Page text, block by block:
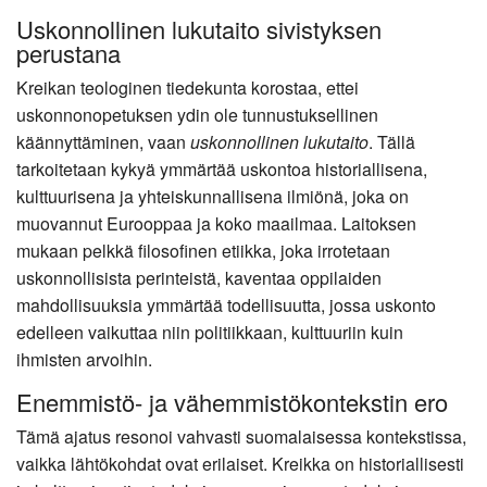
Uskonnollinen lukutaito sivistyksen
perustana
Kreikan teologinen tiedekunta korostaa, ettei
uskonnonopetuksen ydin ole tunnustuksellinen
käännyttäminen, vaan uskonnollinen lukutaito. Tällä
tarkoitetaan kykyä ymmärtää uskontoa historiallisena,
kulttuurisena ja yhteiskunnallisena ilmiönä, joka on
muovannut Eurooppaa ja koko maailmaa. Laitoksen
mukaan pelkkä filosofinen etiikka, joka irrotetaan
uskonnollisista perinteistä, kaventaa oppilaiden
mahdollisuuksia ymmärtää todellisuutta, jossa uskonto
edelleen vaikuttaa niin politiikkaan, kulttuuriin kuin
ihmisten arvoihin.
Enemmistö- ja vähemmistökontekstin ero
Tämä ajatus resonoi vahvasti suomalaisessa kontekstissa,
vaikka lähtökohdat ovat erilaiset. Kreikka on historiallisesti